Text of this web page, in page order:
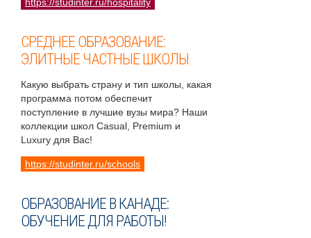
https://studinter.ru/hospitality
СРЕДНЕЕ ОБРАЗОВАНИЕ:
ЭЛИТНЫЕ ЧАСТНЫЕ ШКОЛЫ
Какую выбрать страну и тип школы, какая
программа потом обеспечит
поступление в лучшие вузы мира? Наши
коллекции школ Casual, Premium и
Luxury для Вас!
https://studinter.ru/schools
ОБРАЗОВАНИЕ В КАНАДЕ:
ОБУЧЕНИЕ ДЛЯ РАБОТЫ!